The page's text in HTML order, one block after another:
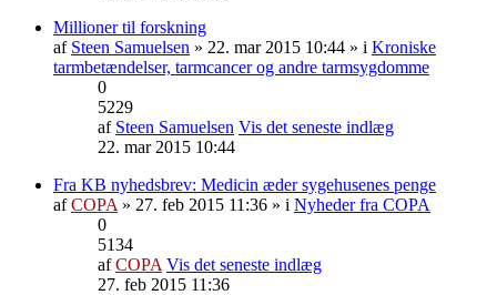
Millioner til forskning
af Steen Samuelsen » 22. mar 2015 10:44 » i Kroniske
tarmbetændelser, tarmcancer og andre tarmsygdomme
0
5229
af Steen Samuelsen Vis det seneste indlæg
22. mar 2015 10:44
Fra KB nyhedsbrev: Medicin æder sygehusenes penge
afCOPA » 27. feb 2015 11:36 » i Nyheder fra COPA
0
5134
afCOPA Vis det seneste indlæg
27. feb 2015 11:36